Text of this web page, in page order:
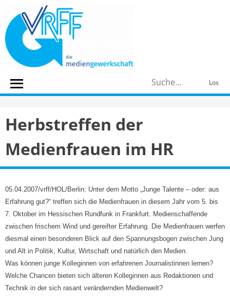
content
Los
Herbstreffen der
Medienfrauen im HR
05.04.2007/vrff/HOL/Berlin: Unter dem Motto „Junge Talente – oder: aus
Erfahrung gut?“ treffen sich die Medienfrauen in diesem Jahr vom 5. bis
7. Oktober im Hessischen Rundfunk in Frankfurt. Medienschaffende
zwischen frischem Wind und gereifter Erfahrung. Die Medienfrauen werfen
diesmal einen besonderen Blick auf den Spannungsbogen zwischen Jung
und Alt in Politik, Kultur, Wirtschaft und natürlich den Medien.
Was können junge Kolleginnen von erfahrenen Journalistinnen lernen?
Welche Chancen bieten sich älteren Kolleginnen aus Redaktionen und
Technik in der sich rasant verändernden Medienwelt?